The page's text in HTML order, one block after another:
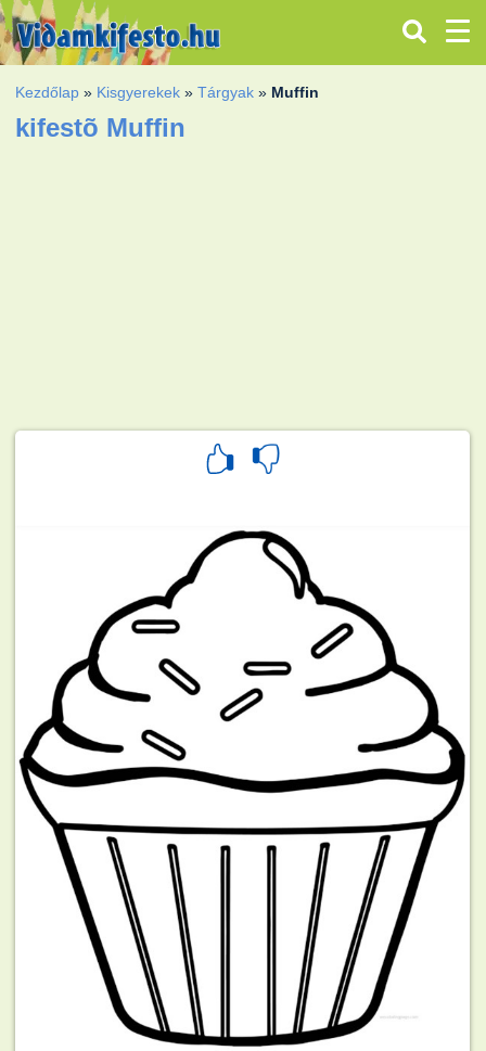
Kezdőlap » Kisgyerekek »Tárgyak » Muffin
kifestõ Muffin